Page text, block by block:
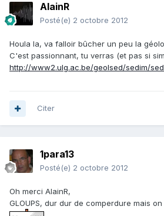
AlainR
Posté(e) 2 octobre 2012
Houla la, va falloir bûcher un peu la
C'est passionnant, tu verras (et pas si
http://www2.ulg.ac.be/geolsed/sedim/
Citer
1para13
Posté(e) 2 octobre 2012
Oh merci AlainR,
GLOUPS, dur dur de comperdure mais on